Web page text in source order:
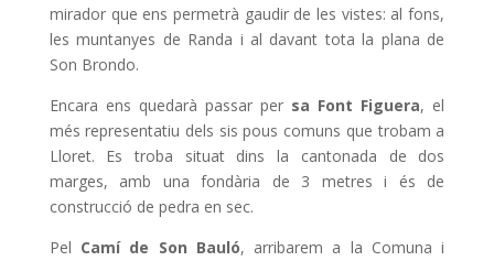
mirador que ens permetrà gaudir de les vistes: al fons,
les muntanyes de Randa i al davant tota la plana de
Son Brondo.
Encara ens quedarà passar per sa Font Figuera, el
més representatiu dels sis pous comuns que trobam a
Lloret. Es troba situat dins la cantonada de dos
marges, amb una fondària de 3 metres i és de
construcció de pedra en sec.
Pel Camí de Son Bauló, arribarem a la Comuna i